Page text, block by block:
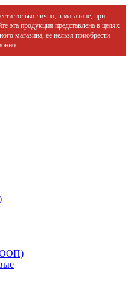
только лично, в магазине, при
эта продукция представлена в целях
магазина, ее нельзя приобрести